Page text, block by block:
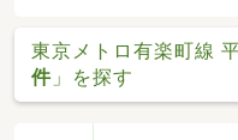
東京メトロ有楽町線
件 」を探す